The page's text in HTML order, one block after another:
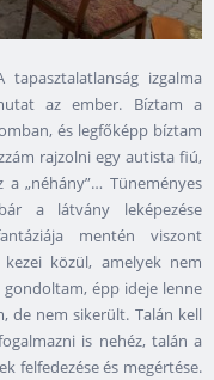
izgalma
az ember. Bíztam a
és legfőképp bíztam
rajzolni egy autista fiú,
„néhány”… Tüneményes
a látvány leképezése
mentén viszont
közül, amelyek nem
épp ideje lenne
de nem sikerült. Talán kell
is nehéz, talán a
felfedezése és megértése.